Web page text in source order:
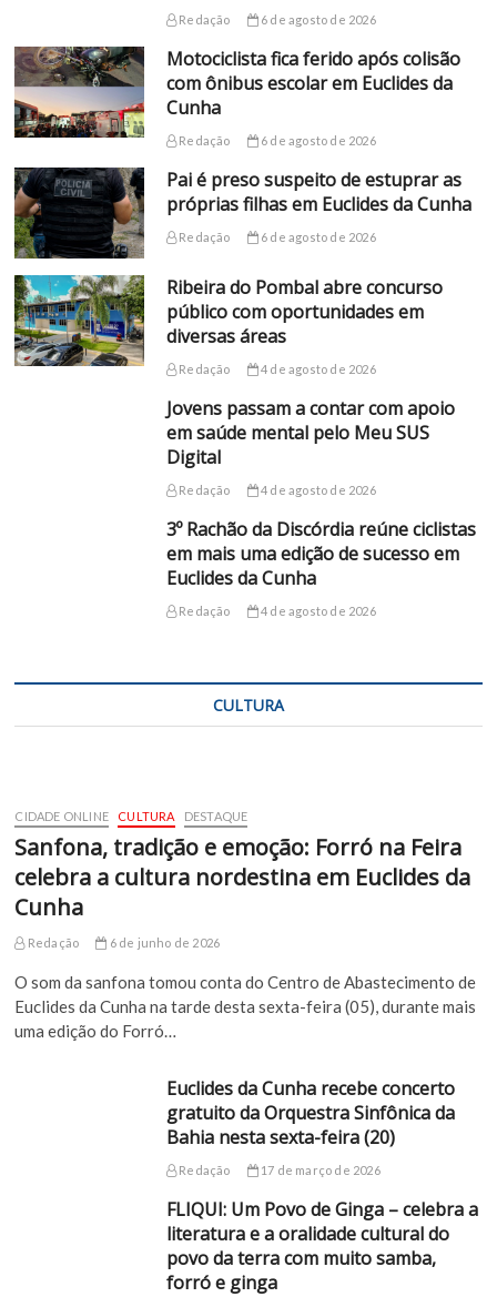
Redação 6 de agosto de 2026
Motociclista fica ferido após colisão
com ônibus escolar em Euclides da
Cunha
Redação 6 de agosto de 2026
Pai é preso suspeito de estuprar as
próprias filhas em Euclides da Cunha
Redação 6 de agosto de 2026
Ribeira do Pombal abre concurso
público com oportunidades em
diversas áreas
Redação 4 de agosto de 2026
Jovens passam a contar com apoio
em saúde mental pelo Meu SUS
Digital
Redação 4 de agosto de 2026
3º Rachão da Discórdia reúne ciclistas
em mais uma edição de sucesso em
Euclides da Cunha
Redação 4 de agosto de 2026
CULTURA
CIDADE ONLINE CULTURA DESTAQUE
Sanfona, tradição e emoção: Forró na Feira
celebra a cultura nordestina em Euclides da
Cunha
Redação 6 de junho de 2026
O som da sanfona tomou conta do Centro de Abastecimento de
Euclides da Cunha na tarde desta sexta-feira (05), durante mais
uma edição do Forró…
Euclides da Cunha recebe concerto
gratuito da Orquestra Sinfônica da
Bahia nesta sexta-feira (20)
Redação 17 de março de 2026
FLIQUI: Um Povo de Ginga – celebra a
literatura e a oralidade cultural do
povo da terra com muito samba,
forró e ginga